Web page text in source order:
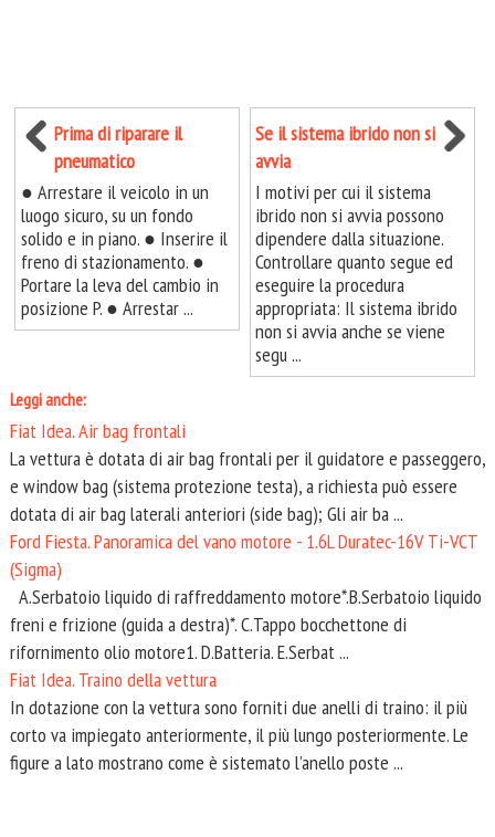
Prima di riparare il
pneumatico
● Arrestare il veicolo in un
luogo sicuro, su un fondo
solido e in piano. ● Inserire il
freno di stazionamento. ●
Portare la leva del cambio in
posizione P. ● Arrestar ...
Se il sistema ibrido non si
avvia
I motivi per cui il sistema
ibrido non si avvia possono
dipendere dalla situazione.
Controllare quanto segue ed
eseguire la procedura
appropriata: Il sistema ibrido
non si avvia anche se viene
segu ...
Leggi anche:
Fiat Idea. Air bag frontali
La vettura è dotata di air bag frontali per il guidatore e passeggero,
e window bag (sistema protezione testa), a richiesta può essere
dotata di air bag laterali anteriori (side bag); Gli air ba ...
Ford Fiesta. Panoramica del vano motore - 1.6L Duratec-16V Ti-VCT
(Sigma)
A.Serbatoio liquido di raffreddamento motore*.B.Serbatoio liquido
freni e frizione (guida a destra)*. C.Tappo bocchettone di
rifornimento olio motore1. D.Batteria. E.Serbat ...
Fiat Idea. Traino della vettura
In dotazione con la vettura sono forniti due anelli di traino: il più
corto va impiegato anteriormente, il più lungo posteriormente. Le
figure a lato mostrano come è sistemato l’anello poste ...